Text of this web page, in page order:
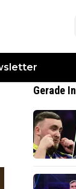
Gerade In